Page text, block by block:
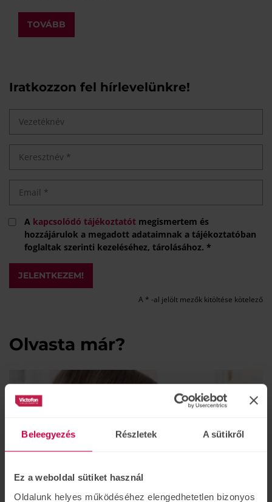
Beleegyezés Részletek A sütikről
Ez a weboldal sütiket használ
Oldalunk helyes működéséhez elengedhetetlen bizonyos
TOVÁBB
Iratkozzon fel hírlevelünkre!
A kapcsolódó tájékoztatót megismertem és
hozzájárulok a megadott adataimnak a tájékoztatóban
foglaltak szerinti kezeléséhez, tárolásához. *
JELENTKEZEM!
A * -al jelölt mezők kitöltése kötelező
Olvasta már?